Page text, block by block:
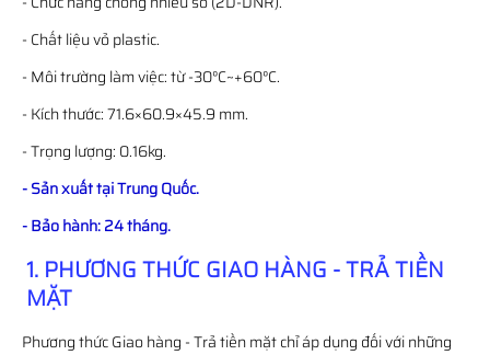
- Chất liệu vỏ plastic.
- Môi trường làm việc: từ -30°C~+60°C.
- Kích thước: 71.6×60.9×45.9 mm.
- Trọng lượng: 0.16kg.
- Sản xuất tại Trung Quốc.
- Bảo hành: 24 tháng.
1. PHƯƠNG THỨC GIAO HÀNG - TRẢ TIỀN
MẶT
Phương thức Giao hàng - Trả tiền mặt chỉ áp dụng đối với những